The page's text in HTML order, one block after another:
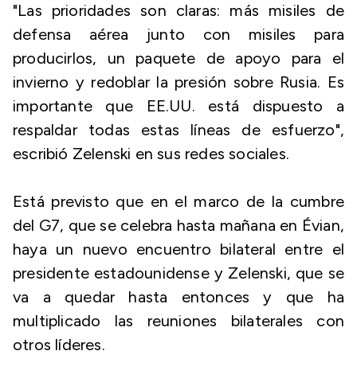
"Las prioridades son claras: más misiles de
defensa aérea junto con misiles para
producirlos, un paquete de apoyo para el
invierno y redoblar la presión sobre Rusia. Es
importante que EE.UU. está dispuesto a
respaldar todas estas líneas de esfuerzo",
escribió Zelenski en sus redes sociales.
Está previsto que en el marco de la cumbre
del G7, que se celebra hasta mañana en Évian,
haya un nuevo encuentro bilateral entre el
presidente estadounidense y Zelenski, que se
va a quedar hasta entonces y que ha
multiplicado las reuniones bilaterales con
otros líderes.